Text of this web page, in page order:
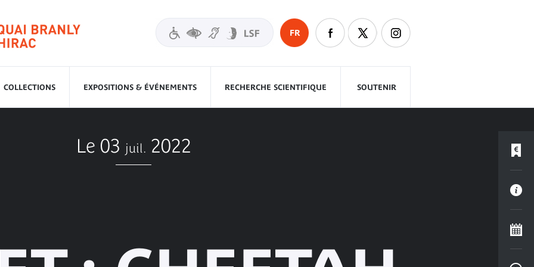
FR
COLLECTIONS EXPOSITIONS & ÉVÉNEMENTS RECHERCHE SCIENTIFIQUE SOUTENIR
Le 03 juil. 2022